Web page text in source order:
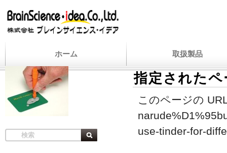
ホーム 取扱製品
指定された
このページの
use-tinder-for-